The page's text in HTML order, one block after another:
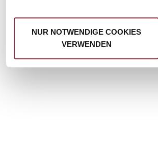
NUR NOTWENDIGE COOKIES
VERWENDEN